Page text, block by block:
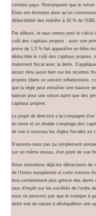
certains pays. Remarquons que le
États est étonnant alors qu’un
déductibilité des intérêts à 30 % de l’EBE.
Par ailleurs, le taux retenu pour le calcul
coût des capitaux propres : avec une
prime de 1,5 % fait apparaître un bêta
déductible le coût des capitaux propres,
traitement fiscal avec la dette.
assez ténu aussi bien sur les recettes
propres (dans un univers inflationniste,
que la règle peut entraîner une hausse
baisser pour une raison autre que des
capitaux propres.
Le projet de directive s’accompagne
du texte et un double comptage des
de voir à nouveau les règles fiscales se
N’aurions-nous pas pu simplement
sur un même niveau, d’un point de vue
Nous entendons déjà les détracteurs de
de l’Union européenne si cette mesure
fera certainement plus grincer des
taux d’impôt sur les sociétés de l’ordre
nous ne pensons pas que le manque à
dette soit de nature à déséquilibrer une